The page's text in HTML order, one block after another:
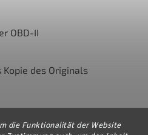
die Funktionalität der Website
OBD-II
des Originals